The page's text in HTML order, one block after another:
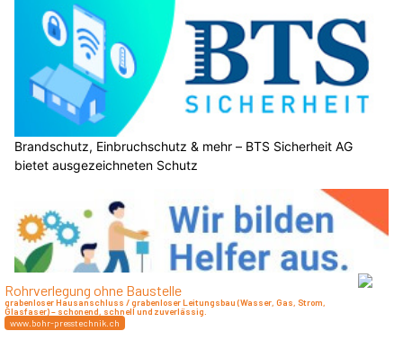
Brandschutz, Einbruchschutz & mehr – BTS Sicherheit AG
bietet ausgezeichneten Schutz